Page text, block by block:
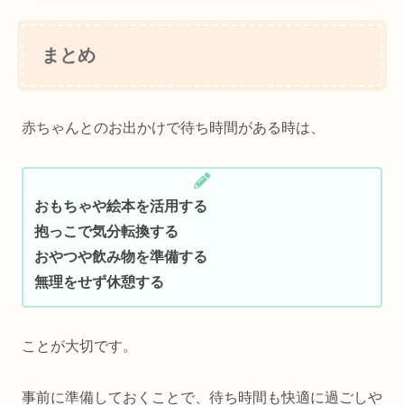
事前準備をしておくことで、ぐっ
と楽になります。この記事で
まとめ
赤ちゃんとのお出かけで待ち時間がある時は、
おもちゃや絵本を活用する
抱っこで気分転換する
おやつや飲み物を準備する
無理をせず休憩する
ことが大切です。
事前に準備しておくことで、待ち時間も快適に過ごしや